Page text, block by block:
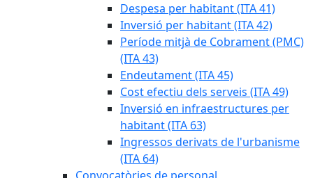
Despesa per habitant (ITA 41)
Inversió per habitant (ITA 42)
Període mitjà de Cobrament (PMC)
(ITA 43)
Endeutament (ITA 45)
Cost efectiu dels serveis (ITA 49)
Inversió en infraestructures per
habitant (ITA 63)
Ingressos derivats de l'urbanisme
(ITA 64)